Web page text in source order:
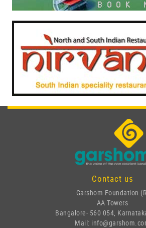
Contact us
Garshom Foundation
AA Towers
Bangalore- 560 054,
Mail: